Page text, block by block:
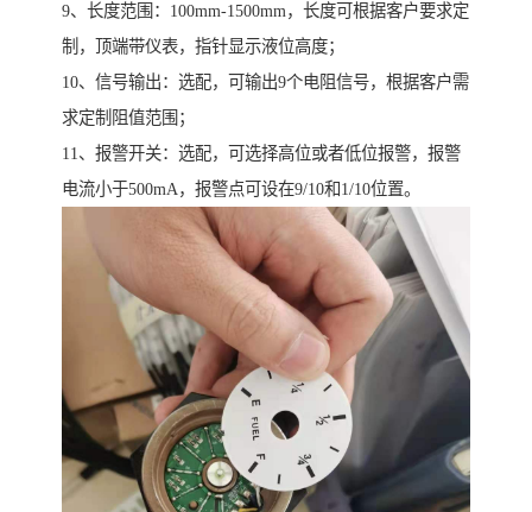
9、长度范围：100mm-1500mm，长度可根据客户要求定
制，顶端带仪表，指针显示液位高度；
10、信号输出：选配，可输出9个电阻信号，根据客户需
求定制阻值范围；
11、报警开关：选配，可选择高位或者低位报警，报警
电流小于500mA，报警点可设在9/10和1/10位置。